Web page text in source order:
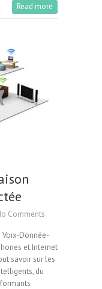
Read more
Comments
Voix-Donnée-
et Internet
savoir sur les
du